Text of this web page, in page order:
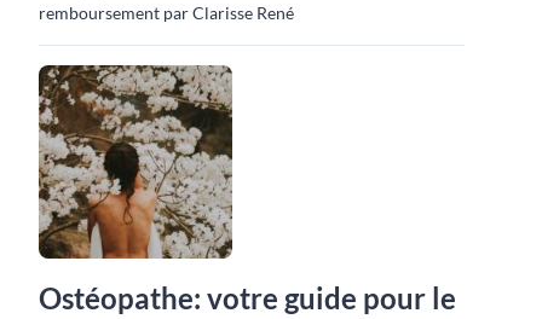
remboursement par Clarisse René
Ostéopathe: votre guide pour le